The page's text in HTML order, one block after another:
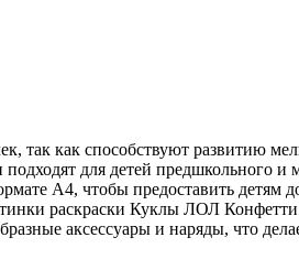
так как способствуют развитию
для детей предшкольного
A4, чтобы предоставить детям
раскраски Куклы ЛОЛ
аксессуары и наряды, что